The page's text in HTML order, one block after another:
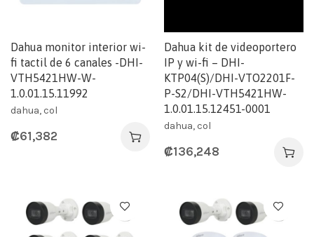
Dahua monitor interior wi-
fi tactil de 6 canales -DHI-
VTH5421HW-W-
1.0.01.15.11992
dahua, col
₡61,382
Dahua kit de videoportero
IP y wi-fi – DHI-
KTP04(S)/DHI-VTO2201F-
P-S2/DHI-VTH5421HW-
1.0.01.15.12451-0001
dahua, col
₡136,248